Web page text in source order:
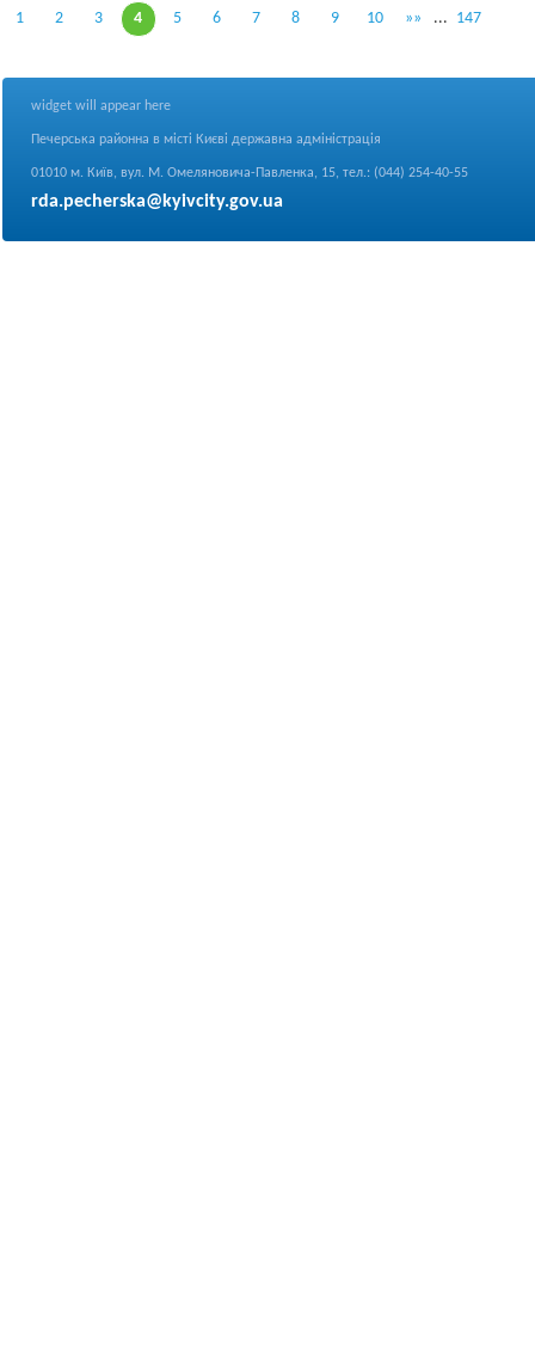
1 2 3 4 5 6 7 8 9 10 »» ... 147
widget will appear here
Печерська районна в місті Києві державна адміністрація
01010 м. Київ, вул. М. Омеляновича-Павленка, 15, тел.: (044) 254-40-55
rda.pecherska@kyivcity.gov.ua